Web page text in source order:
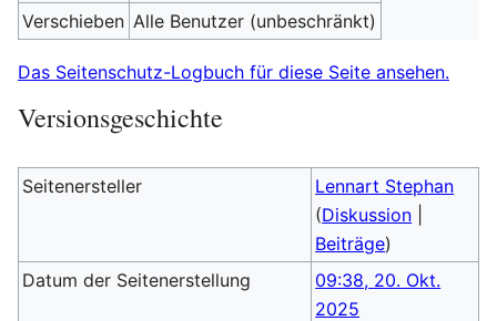
Verschieben Alle Benutzer (unbeschränkt)
Das Seitenschutz-Logbuch für diese Seite ansehen.
Versionsgeschichte
Seitenersteller
Lennart Stephan
(Diskussion
Beiträge)
Datum der Seitenerstellung
09:38, 20. Okt.
2025